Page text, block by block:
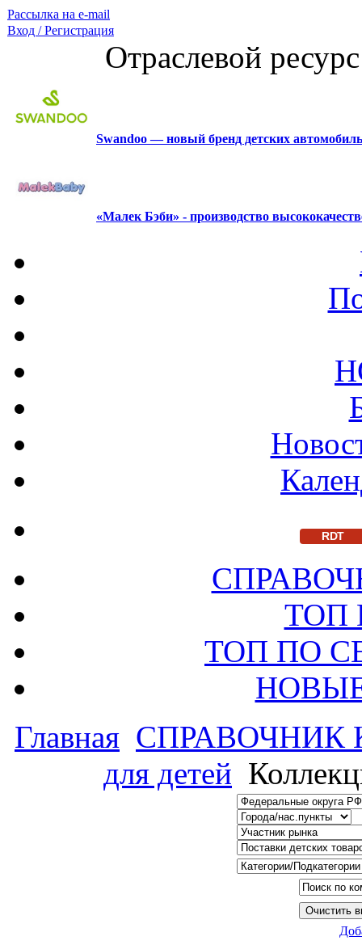
Рассылка на e-mail
Вход / Регистрация
Отраслевой
Swandoo — новый бренд детских
«Малек Бэби» - производство
RDT
ТОП
ТОП ПО
Главная
для детей